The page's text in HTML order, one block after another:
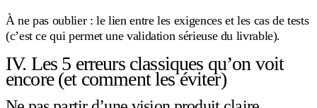
À ne pas oublier : le lien entre les exigences et les cas de tests
(c’est ce qui permet une validation sérieuse du livrable).
IV. Les 5 erreurs classiques qu’on voit
encore (et comment les éviter)